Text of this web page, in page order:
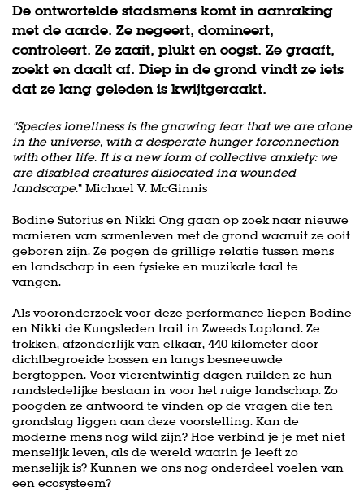
De ontwortelde stadsmens komt in aanraking
met de aarde. Ze negeert, domineert,
controleert. Ze zaait, plukt en oogst. Ze graaft,
zoekt en daalt af. Diep in de grond vindt ze iets
dat ze lang geleden is kwijtgeraakt.
"Species loneliness is the gnawing fear that we are alone
in the universe, with a desperate hunger forconnection
with other life. It is a new form of collective anxiety: we
are disabled creatures dislocated ina wounded
landscape.” Michael V. McGinnis
Bodine Sutorius en Nikki Ong gaan op zoek naar nieuwe
manieren van samenleven met de grond waaruit ze ooit
geboren zijn. Ze pogen de grillige relatie tussen mens
en landschap in een fysieke en muzikale taal te
vangen.
Als vooronderzoek voor deze performance liepen Bodine
en Nikki de Kungsleden trail in Zweeds Lapland. Ze
trokken, afzonderlijk van elkaar, 440 kilometer door
dichtbegroeide bossen en langs besneeuwde
bergtoppen. Voor vierentwintig dagen ruilden ze hun
randstedelijke bestaan in voor het ruige landschap. Zo
poogden ze antwoord te vinden op de vragen die ten
grondslag liggen aan deze voorstelling. Kan de
moderne mens nog wild zijn? Hoe verbind je je met niet-
menselijk leven, als de wereld waarin je leeft zo
menselijk is? Kunnen we ons nog onderdeel voelen van
een ecosysteem?